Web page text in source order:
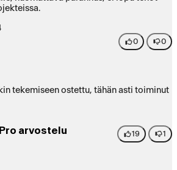
0 0
tekemiseen ostettu, tähän asti toiminut
arvostelu 19 1